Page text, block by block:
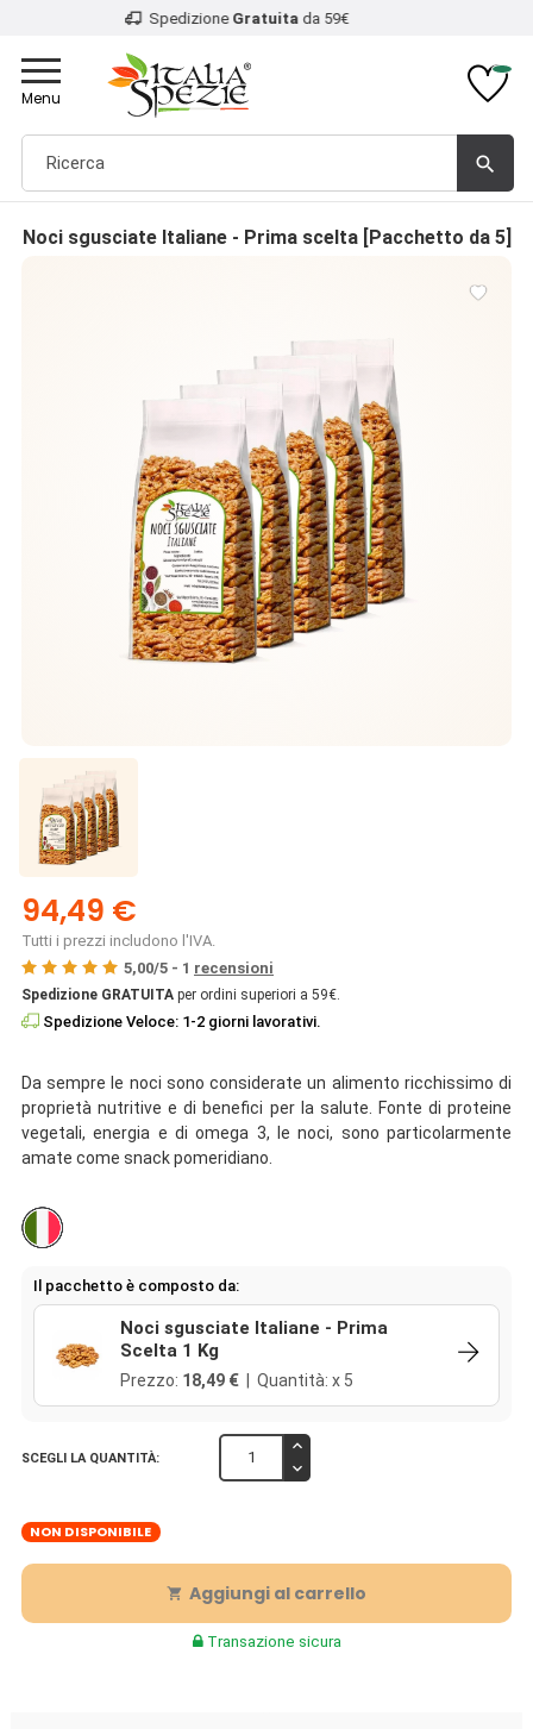
4.9/5 - Recensioni verificate
search
Toggle
navigation
Menu
Noci sgusciate Italiane - Prima scelta [Pacchetto da 5]

94,49 €
Tutti i prezzi includono l'IVA.
5,00/5 - 1 recensioni
Spedizione GRATUITA per ordini superiori a 59€.
Spedizione Veloce: 1-2 giorni lavorativi.
Da sempre le noci sono considerate un alimento ricchissimo di
proprietà nutritive e di benefici per la salute. Fonte di proteine
vegetali, energia e di omega 3, le noci, sono particolarmente
amate come snack pomeridiano.
Il pacchetto è composto da:
Noci sgusciate Italiane - Prima
Scelta 1 Kg
Prezzo: 18,49 € | Quantità: x 5
SCEGLI LA QUANTITÀ:
NON DISPONIBILE
 Aggiungi al carrello
Transazione sicura